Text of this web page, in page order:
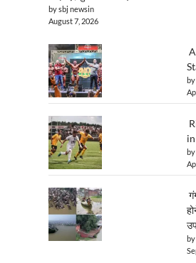
by sbj newsin
August 7, 2026